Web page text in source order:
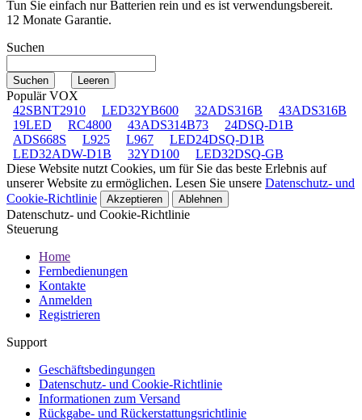
Tun Sie einfach nur Batterien rein und es ist verwendungsbereit.
12 Monate Garantie.
Suchen
Populär VOX
42SBNT2910
LED32YB600 32ADS316B
43ADS316B
19LED
RC4800 43ADS314B73
24DSQ-D1B
ADS668S
L925 L967
LED24DSQ-D1B
LED32ADW-D1B
32YD100
LED32DSQ-GB
Diese Website nutzt Cookies, um für Sie das beste Erlebnis auf
unserer Website zu ermöglichen. Lesen Sie unsere Datenschutz- und
Cookie-Richtlinie
Akzeptieren Ablehnen
Datenschutz- und Cookie-Richtlinie
Steuerung
Home
Fernbedienungen
Kontakte
Anmelden
Registrieren
Support
Geschäftsbedingungen
Datenschutz- und Cookie-Richtlinie
Informationen zum Versand
Rückgabe- und Rückerstattungsrichtlinie